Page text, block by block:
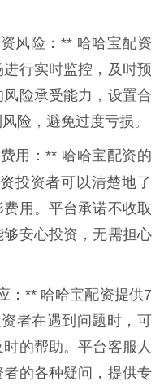
风险：** 哈哈宝配资
行实时监控，及时预
险承受能力，设置合
险，避免过度亏损。
用：** 哈哈宝配资的
投资者可以清楚地了
用。平台承诺不收取
安心投资，无需担心
：** 哈哈宝配资提供7
者在遇到问题时，可
的帮助。平台客服人
的各种疑问，提供专